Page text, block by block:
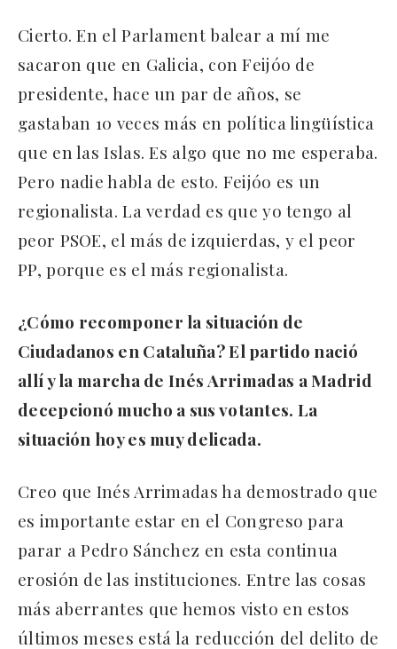
Cierto. En el Parlament balear a mí me
sacaron que en Galicia, con Feijóo de
presidente, hace un par de años, se
gastaban 10 veces más en política lingüística
que en las Islas. Es algo que no me esperaba.
Pero nadie habla de esto. Feijóo es un
regionalista. La verdad es que yo tengo al
peor PSOE, el más de izquierdas, y el peor
PP, porque es el más regionalista.
¿Cómo recomponer la situación de
Ciudadanos en Cataluña? El partido nació
allí y la marcha de Inés Arrimadas a Madrid
decepcionó mucho a sus votantes. La
situación hoy es muy delicada.
Creo que Inés Arrimadas ha demostrado que
es importante estar en el Congreso para
parar a Pedro Sánchez en esta continua
erosión de las instituciones. Entre las cosas
más aberrantes que hemos visto en estos
últimos meses está la reducción del delito de